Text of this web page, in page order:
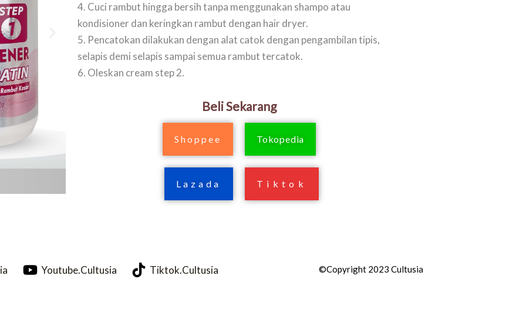
4. Cuci rambut hingga bersih tanpa menggunakan shampo atau
kondisioner dan keringkan rambut dengan hair dryer.
5. Pencatokan dilakukan dengan alat catok dengan pengambilan tipis,
selapis demi selapis sampai semua rambut tercatok.
6. Oleskan cream step 2.
Beli Sekarang
Shoppee Tokopedia
Lazada Tiktok
Youtube.Cultusia Tiktok.Cultusia ©Copyright 2023 Cultusia